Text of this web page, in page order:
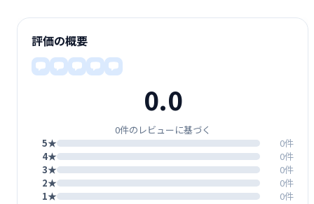
評価の概要
0.0
0件のレビューに基づく
5★
0件
4★
0件
3★
0件
2★
0件
1★
0件